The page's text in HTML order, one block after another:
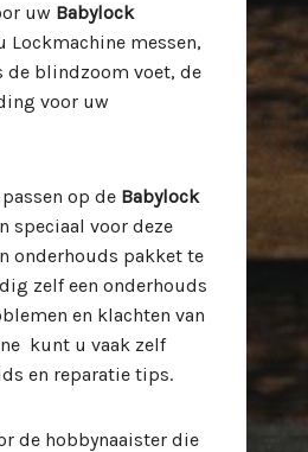
uw Babylock
Lockmachine messen,
de blindzoom voet, de
voor uw
op de Babylock
speciaal voor deze
onderhouds pakket te
zelf een onderhouds
en klachten van
kunt u vaak zelf
en reparatie tips.
de hobbynaaister die